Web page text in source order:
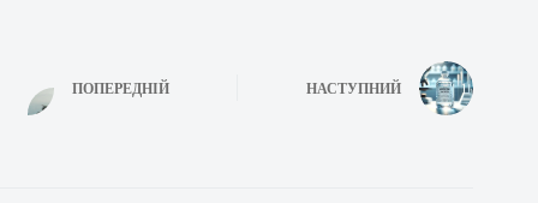
ПОПЕРЕДНІЙ НАСТУПНИЙ